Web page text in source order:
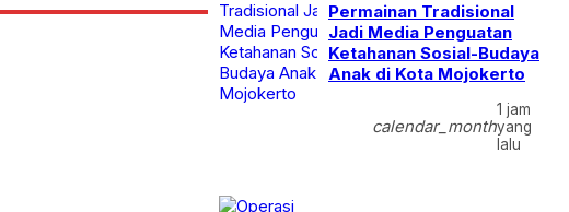
Permainan Tradisional
Jadi Media Penguatan
Ketahanan Sosial-Budaya
Anak di Kota Mojokerto
calendar_month
1 jam
yang
lalu